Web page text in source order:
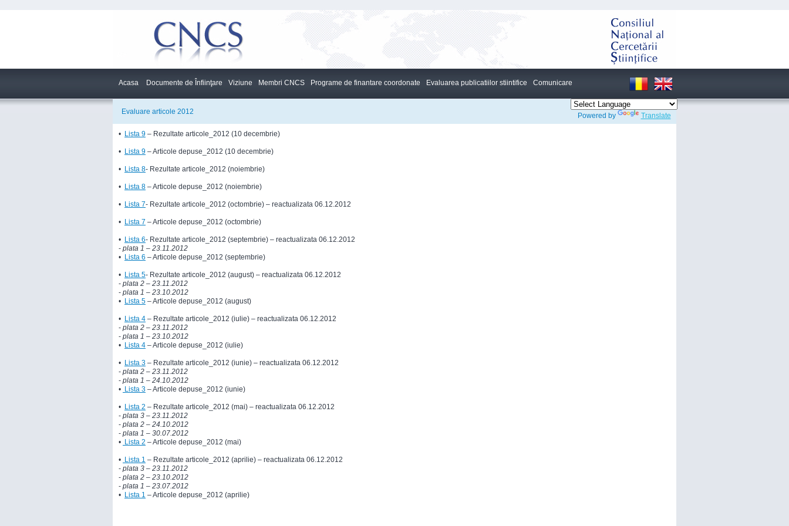
Acasa Documente de Înfiinţare Viziune Membri CNCS Programe de finantare coordonate Evaluarea publicatiilor stiintifice Comunicare
Evaluare articole 2012 Powered by Translate
• Lista 9 – Rezultate articole_2012 (10 decembrie)
• Lista 9 – Articole depuse_2012 (10 decembrie)
• Lista 8- Rezultate articole_2012 (noiembrie)
• Lista 8 – Articole depuse_2012 (noiembrie)
• Lista 7- Rezultate articole_2012 (octombrie) – reactualizata 06.12.2012
• Lista 7 – Articole depuse_2012 (octombrie)
• Lista 6- Rezultate articole_2012 (septembrie) – reactualizata 06.12.2012
- plata 1 – 23.11.2012
• Lista 6 – Articole depuse_2012 (septembrie)
• Lista 5- Rezultate articole_2012 (august) – reactualizata 06.12.2012
- plata 2 – 23.11.2012
- plata 1 – 23.10.2012
• Lista 5 – Articole depuse_2012 (august)
• Lista 4 – Rezultate articole_2012 (iulie) – reactualizata 06.12.2012
- plata 2 – 23.11.2012
- plata 1 – 23.10.2012
• Lista 4 – Articole depuse_2012 (iulie)
• Lista 3 – Rezultate articole_2012 (iunie) – reactualizata 06.12.2012
- plata 2 – 23.11.2012
- plata 1 – 24.10.2012
• Lista 3 – Articole depuse_2012 (iunie)
• Lista 2 – Rezultate articole_2012 (mai) – reactualizata 06.12.2012
- plata 3 – 23.11.2012
- plata 2 – 24.10.2012
- plata 1 – 30.07.2012
• Lista 2 – Articole depuse_2012 (mai)
• Lista 1 – Rezultate articole_2012 (aprilie) – reactualizata 06.12.2012
- plata 3 – 23.11.2012
- plata 2 – 23.10.2012
- plata 1 – 23.07.2012
• Lista 1 – Articole depuse_2012 (aprilie)